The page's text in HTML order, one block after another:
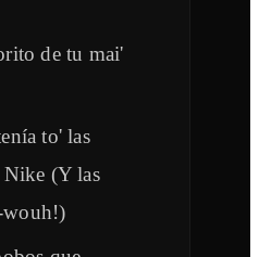
de tu mai'
to' las
Nike (Y las
wouh!)